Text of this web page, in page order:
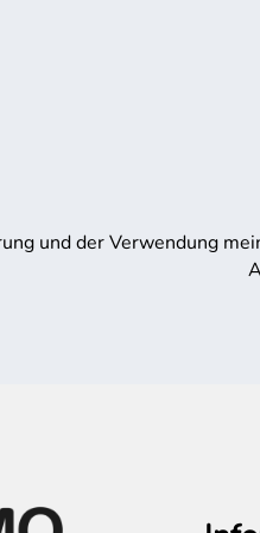
und der Verwendung